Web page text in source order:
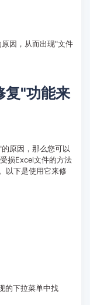
因，从而出现"文件
复"功能来
原因，那么您可以
损Excel文件的方法
以下是使用它来修
的下拉菜单中找